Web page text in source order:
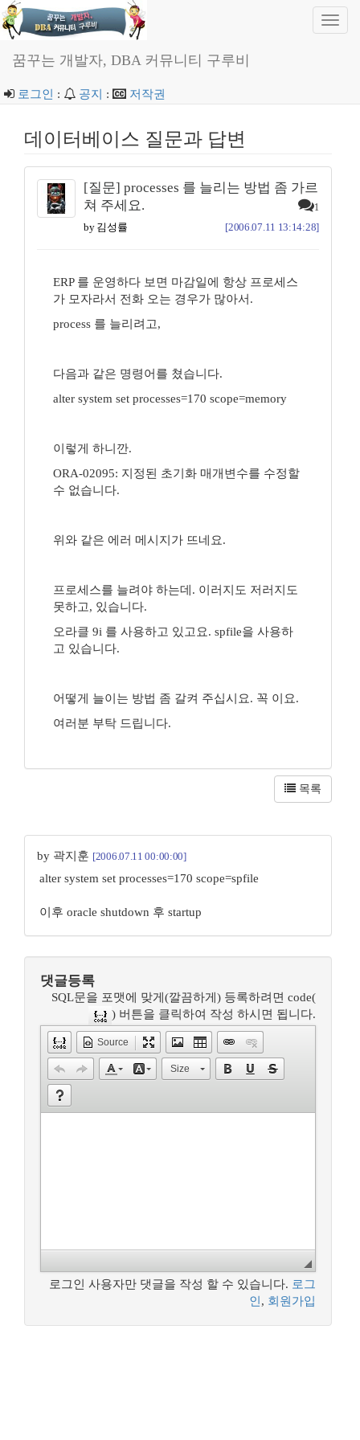
꿈꾸는 개발자, DBA 커뮤니티 구루비
로그인 : 공지 : 저작권
데이터베이스 질문과 답변
[질문] processes 를 늘리는 방법 좀 가르
쳐 주세요.
1
by 김성률 [2006.07.11 13:14:28]
ERP 를 운영하다 보면 마감일에 항상 프로세스
가 모자라서 전화 오는 경우가 많아서.
process 를 늘리려고,
다음과 같은 명령어를 쳤습니다.
alter system set processes=170 scope=memory
이렇게 하니깐.
ORA-02095: 지정된 초기화 매개변수를 수정할
수 없습니다.
위와 같은 에러 메시지가 뜨네요.
프로세스를 늘려야 하는데. 이러지도 저러지도
못하고, 있습니다.
오라클 9i 를 사용하고 있고요. spfile을 사용하
고 있습니다.
어떻게 늘이는 방법 좀 갈켜 주십시요. 꼭 이요.
여러분 부탁 드립니다.
목록
by 곽지훈 [2006.07.11 00:00:00]
alter system set processes=170 scope=spfile
이후 oracle shutdown 후 startup
댓글등록
SQL문을 포맷에 맞게(깔끔하게) 등록하려면 code(
) 버튼을 클릭하여 작성 하시면 됩니다.
Source
Size
로그인 사용자만 댓글을 작성 할 수 있습니다. 로그
인 , 회원가입